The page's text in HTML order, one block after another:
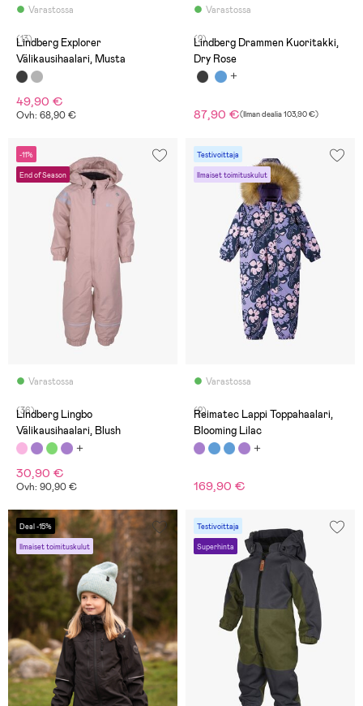
Varastossa
(13)
Lindberg Explorer
Välikausihaalari, Musta
49,90 €
Ovh: 68,90 €
Varastossa
(2)
Lindberg Drammen Kuoritakki,
Dry Rose
87,90 €(Ilman dealia103,90 €)
-11%
End of Season
Varastossa
(36)
Lindberg Lingbo
Välikausihaalari, Blush
30,90 €
Ovh: 90,90 €
Testivoittaja
Ilmaiset toimituskulut
Varastossa
(2)
Reimatec Lappi Toppahaalari,
Blooming Lilac
169,90 €
Deal -15%
Ilmaiset toimituskulut
Testivoittaja
Superhinta